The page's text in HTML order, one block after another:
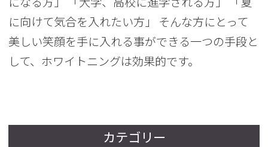
に向けて気合を入れたい方」 そんな方にとって
美しい笑顔を手に入れる事ができる一つの手段と
して、ホワイトニングは効果的です。
カテゴリー